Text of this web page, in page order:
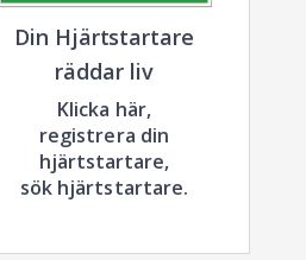
Din Hjärtstartare
räddar liv
Klicka här,
registrera din
hjärtstartare,
sök hjärtstartare.